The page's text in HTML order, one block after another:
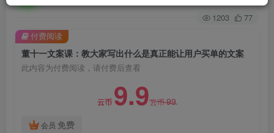
1203 77
董十一文案课：教大家写出什么是真正能让用户买单的文案
此内容为付费阅读，请付费后查看
云币 9.9云币99
会员 免费
付费阅读